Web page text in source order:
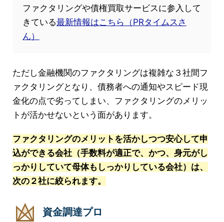
ファクタリングや債権買取サービスに参入して
きている最新情報はこちら（PRタイムスさ
ん）
ただし金融機関のファクタリングは複雑な３社間フ
ァクタリングとなり、債務者への通知やスピード現
金化の点で劣ってしまい、ファクタリングのメリッ
トが活かせないという面があります。
ファクタリングのメリットを活かしつつ安心して申
込ができる会社（手数料が適正で、かつ、身元がし
っかりしていて母体もしっかりしている会社）は、
次の２社に絞られます。
資金調達プロ